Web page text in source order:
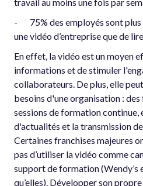
- 75% des employés sont plus
une vidéo d’entreprise que de
En effet, la vidéo est un moyen
informations et de stimuler
collaborateurs. De plus, elle
besoins d'une organisation :
sessions de formation continue,
d'actualités et la transmission
Certaines franchises majeures
pas d’utiliser la vidéo comme
support de formation (Wendy’s
qu’elles). Développer son